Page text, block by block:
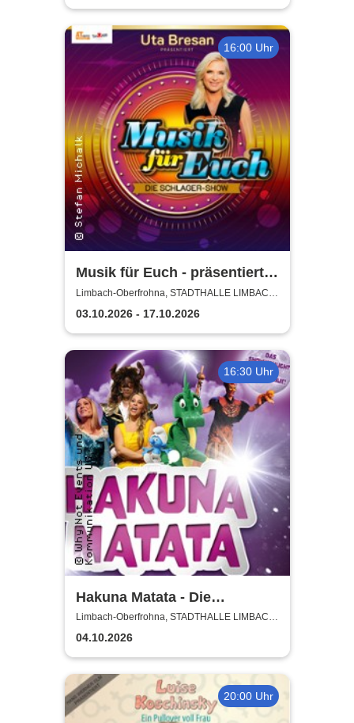
16:00 Uhr
Musik für Euch - präsentiert
von Uta Bresan
Limbach-Oberfrohna, STADTHALLE LIMBACH-
OBERFROHNA
03.10.2026 - 17.10.2026
16:30 Uhr
Hakuna Matata - Die
einzigartige große
Kindermusical-Gala
Limbach-Oberfrohna, STADTHALLE LIMBACH-
OBERFROHNA
04.10.2026
20:00 Uhr